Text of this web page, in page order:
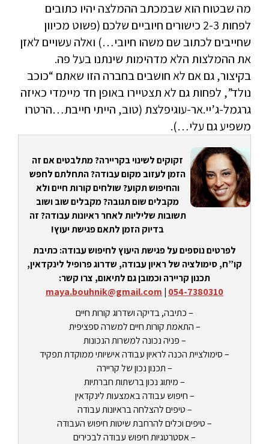
מה שבטוח הוא שבמכתב ההמלצה יהיו כתובים
לפחות 2-3 כישורים חיוביים שלכם (פשוט מכיוון
שחייבים לכתוב שם משהו חיובי…) ואלה עשויים לאזן
את ההמלצות הלא מדהימות שינתנו בעל פה.
בקיצור, גם אם לא חושבים בחברה הזו שאתם “כוכב
נולד”, לפחות גם לא תצטיירו באופן חד מיימדי כאיזה
גרגמל-ג’יי.אר-עוגיפלצת (טוב, הייתי חייבת…הרטרו
משפיע גם עלי…).
זקוקים לשינוי בקריירה? מתלבטים אם זה
הזמן לעזוב מקום עבודה? התחלתם לחפש
והחיפוש תקוע? שולחים קורות חיים ולא
מקבלים שום תגובה? מקבלים שוב ושוב
תשובות שליליות לאחר ראיונות עבודה? זה
בדיוק הזמן לתאם פגישת יעוץ!
לפרטים נוספים על פגישת היעוץ לחיפוש עבודה: כתיבת
קו”ח, סימולציה של ראיון עבודה, שדרוג פרופיל לינקדאין,
תכנון קריירה וכמובן גם לתיאום, צרו קשר:
054-7380310
|
maya.bouhnik@gmail.com
– כתיבה, בדיקה ושדרוג קורות חיים
– התאמת קורות חיים למשרה ספציפית
– פניה נכונה למשרות הנכונות
– סימולציית הכנה לראיון עבודה אישיותי ממוקדת תפקיד
– תכנון נכון של קריירה
– מיתוג נכון ברשתות חברתיות
– חיפוש עבודה באמצעות לינקדאין
– טיפים להצלחה בראיונות עבודה
– טיפים וכלים להרחבת שיטות חיפוש העבודה
– אסטרטגיות חיפוש עבודה לבכירים